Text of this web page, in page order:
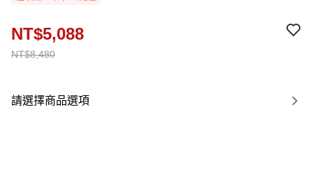
NT$8,480
NT$5,088
請選擇商品選項